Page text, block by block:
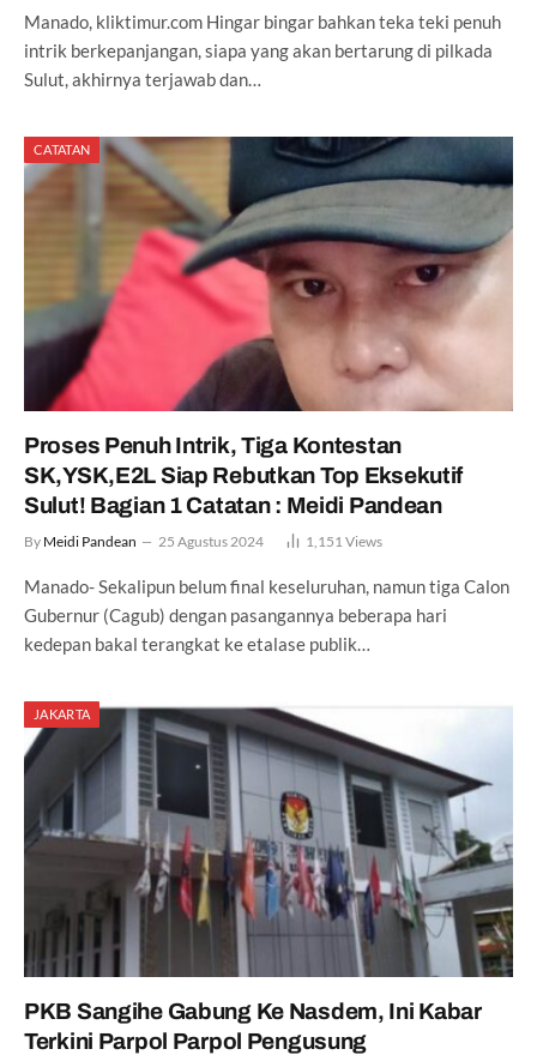
Manado, kliktimur.com Hingar bingar bahkan teka teki penuh
intrik berkepanjangan, siapa yang akan bertarung di pilkada
Sulut, akhirnya terjawab dan…
CATATAN
Proses Penuh Intrik, Tiga Kontestan
SK,YSK,E2L Siap Rebutkan Top Eksekutif
Sulut! Bagian 1 Catatan : Meidi Pandean
By Meidi Pandean 25 Agustus 2024 1,151Views
Manado- Sekalipun belum final keseluruhan, namun tiga Calon
Gubernur (Cagub) dengan pasangannya beberapa hari
kedepan bakal terangkat ke etalase publik…
JAKARTA
PKB Sangihe Gabung Ke Nasdem, Ini Kabar
Terkini Parpol Parpol Pengusung